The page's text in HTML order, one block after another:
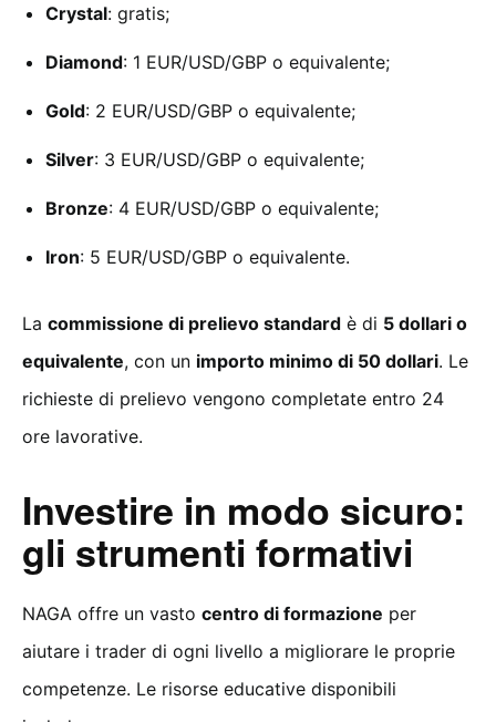
Crystal: gratis;
Diamond: 1 EUR/USD/GBP o equivalente;
Gold: 2 EUR/USD/GBP o equivalente;
Silver: 3 EUR/USD/GBP o equivalente;
Bronze: 4 EUR/USD/GBP o equivalente;
Iron: 5 EUR/USD/GBP o equivalente.
La commissione di prelievo standard è di 5 dollari o
equivalente, con un importo minimo di 50 dollari. Le
richieste di prelievo vengono completate entro 24
ore lavorative.
Investire in modo sicuro:
gli strumenti formativi
NAGA offre un vasto centro di formazione per
aiutare i trader di ogni livello a migliorare le proprie
competenze. Le risorse educative disponibili